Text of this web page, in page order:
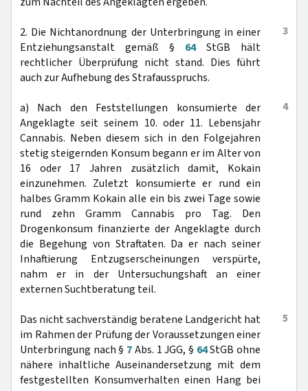
3
2. Die Nichtanordnung der Unterbringung in einer
Entziehungsanstalt gemäß § 64StGB hält
rechtlicher Überprüfung nicht stand. Dies führt
auch zur Aufhebung des Strafausspruchs.
4
a) Nach den Feststellungen konsumierte der
Angeklagte seit seinem 10. oder 11. Lebensjahr
Cannabis. Neben diesem sich in den Folgejahren
stetig steigernden Konsum begann er im Alter von
16 oder 17 Jahren zusätzlich damit, Kokain
einzunehmen. Zuletzt konsumierte er rund ein
halbes Gramm Kokain alle ein bis zwei Tage sowie
rund zehn Gramm Cannabis pro Tag. Den
Drogenkonsum finanzierte der Angeklagte durch
die Begehung von Straftaten. Da er nach seiner
Inhaftierung Entzugserscheinungen verspürte,
nahm er in der Untersuchungshaft an einer
externen Suchtberatung teil.
5
Das nicht sachverständig beratene Landgericht hat
im Rahmen der Prüfung der Voraussetzungen einer
Unterbringung nach § 7Abs. 1 JGG, § 64StGB ohne
nähere inhaltliche Auseinandersetzung mit dem
festgestellten Konsumverhalten einen Hang bei